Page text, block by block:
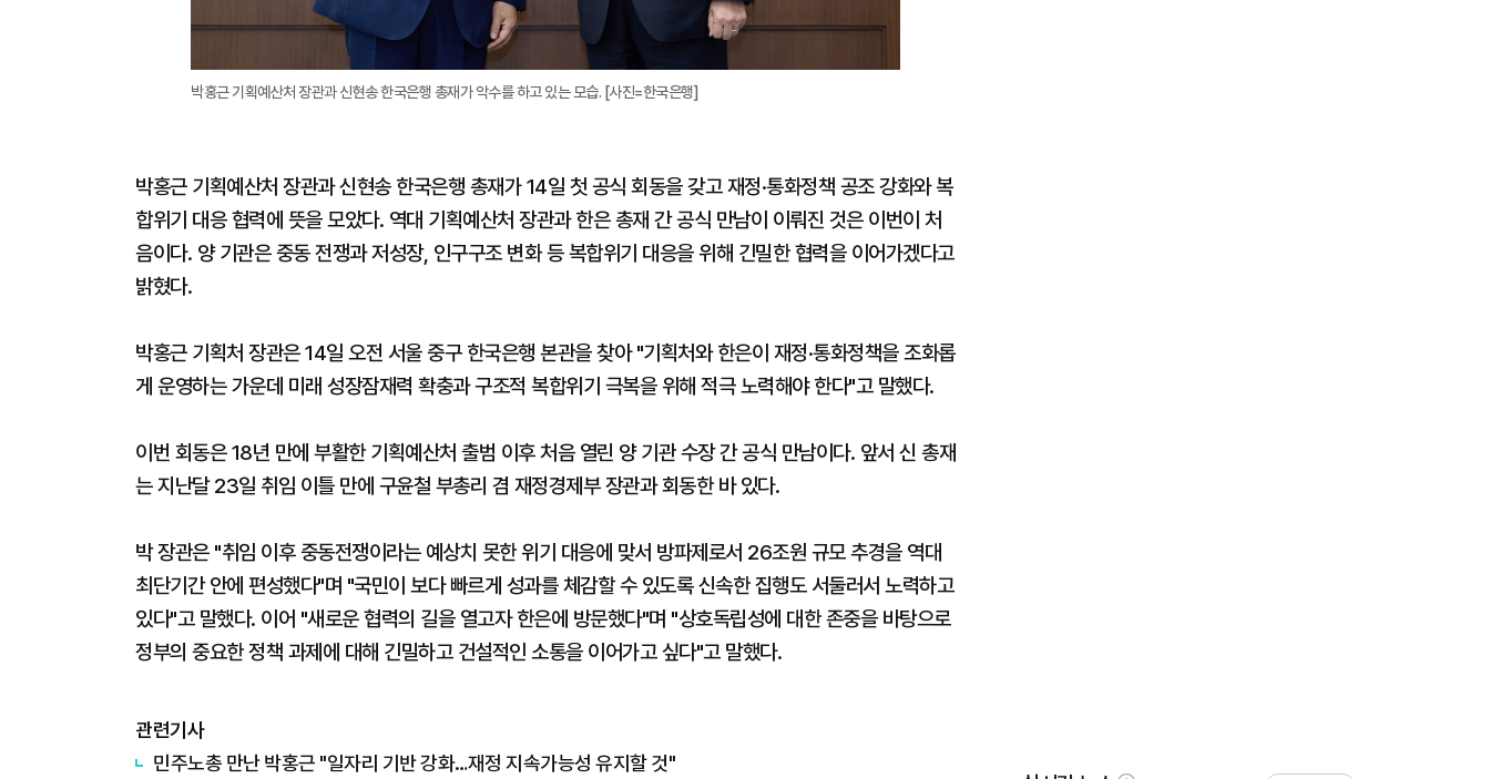
박홍근 기획예산처 장관과 신현송 한국은행 총재가 악수를 하고 있는 모습. [사진=한국은행]
박홍근 기획예산처 장관과 신현송 한국은행 총재가 14일 첫 공식 회동을 갖고 재정·통화정책 공조 강화와 복
합위기 대응 협력에 뜻을 모았다. 역대 기획예산처 장관과 한은 총재 간 공식 만남이 이뤄진 것은 이번이 처
음이다. 양 기관은 중동 전쟁과 저성장, 인구구조 변화 등 복합위기 대응을 위해 긴밀한 협력을 이어가겠다고
밝혔다.
박홍근 기획처 장관은 14일 오전 서울 중구 한국은행 본관을 찾아 "기획처와 한은이 재정·통화정책을 조화롭
게 운영하는 가운데 미래 성장잠재력 확충과 구조적 복합위기 극복을 위해 적극 노력해야 한다"고 말했다.
이번 회동은 18년 만에 부활한 기획예산처 출범 이후 처음 열린 양 기관 수장 간 공식 만남이다. 앞서 신 총재
는 지난달 23일 취임 이틀 만에 구윤철 부총리 겸 재정경제부 장관과 회동한 바 있다.
박 장관은 "취임 이후 중동전쟁이라는 예상치 못한 위기 대응에 맞서 방파제로서 26조원 규모 추경을 역대
최단기간 안에 편성했다"며 "국민이 보다 빠르게 성과를 체감할 수 있도록 신속한 집행도 서둘러서 노력하고
있다"고 말했다. 이어 "새로운 협력의 길을 열고자 한은에 방문했다"며 "상호독립성에 대한 존중을 바탕으로
정부의 중요한 정책 과제에 대해 긴밀하고 건설적인 소통을 이어가고 싶다"고 말했다.
관련기사
민주노총 만난 박홍근 "일자리 기반 강화…재정 지속가능성 유지할 것"